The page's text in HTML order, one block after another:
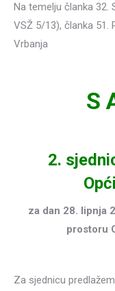
Na temelju članka 32.
VSŽ 5/13), članka 51.
Vrbanja
S
2.
za dan 28. lipnja
prostoru
Za sjednicu